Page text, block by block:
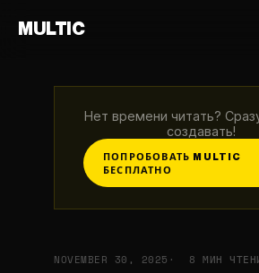
MULTIC
Нет времени читать?
создавать!
ПОПРОБОВАТЬ MULTIC
БЕСПЛАТНО
NOVEMBER 30, 2025 8 МИН